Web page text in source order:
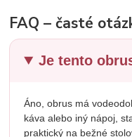
FAQ – časté
Je tento
Áno, obrus má
káva alebo iný nápoj,
praktický na bežné